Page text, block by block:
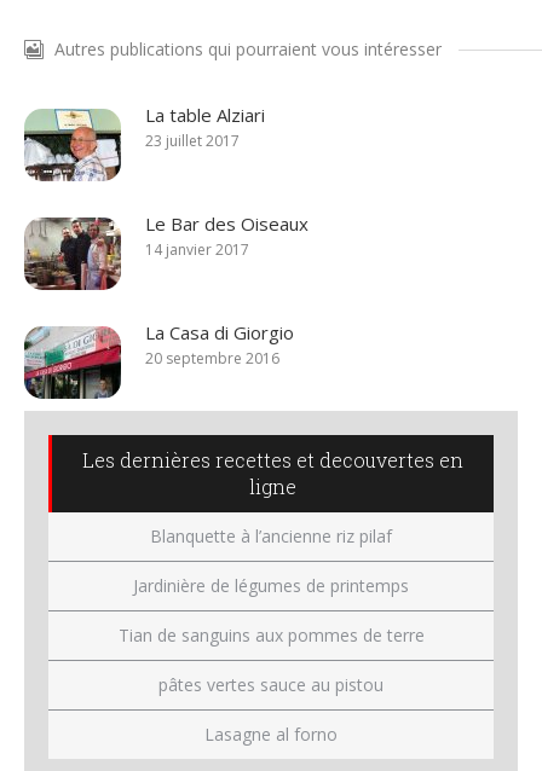
Autres publications qui pourraient vous intéresser
La table Alziari
23 juillet 2017
Le Bar des Oiseaux
14 janvier 2017
La Casa di Giorgio
20 septembre 2016
Les dernières recettes et decouvertes en
ligne
Blanquette à l’ancienne riz pilaf
Jardinière de légumes de printemps
Tian de sanguins aux pommes de terre
pâtes vertes sauce au pistou
Lasagne al forno